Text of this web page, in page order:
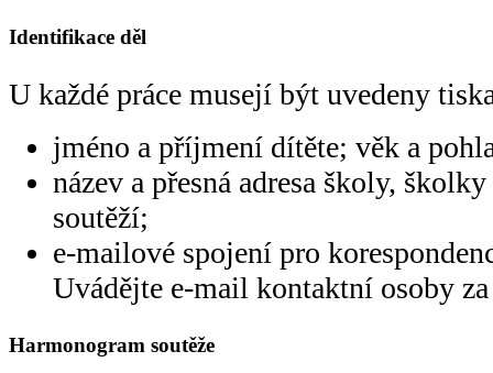
Identifikace děl
U každé práce musejí být uvedeny
jméno a příjmení dítěte; věk a
název a přesná adresa školy,
soutěží;
e-mailové spojení pro
Uvádějte e-mail kontaktní osoby
Harmonogram soutěže